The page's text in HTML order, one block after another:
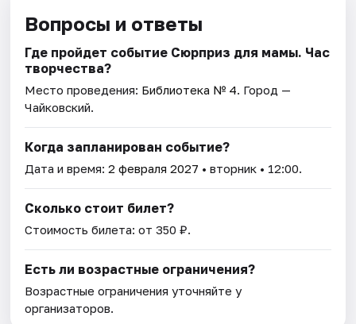
Вопросы и ответы
Где пройдет событие Сюрприз для мамы. Час
творчества?
Место проведения: Библиотека № 4. Город —
Чайковский.
Когда запланирован событие?
Дата и время:2 февраля 2027 • вторник • 12:00.
Сколько стоит билет?
Стоимость билета: от 350 ₽.
Есть ли возрастные ограничения?
Возрастные ограничения уточняйте у
организаторов.